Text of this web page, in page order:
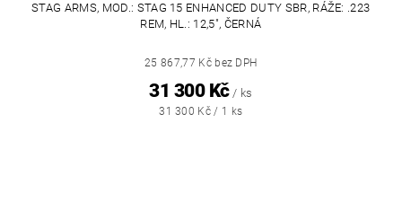
STAG ARMS, MOD.: STAG 15 ENHANCED DUTY SBR, RÁŽE: .223
REM, HL.: 12,5", ČERNÁ
25 867,77 Kč bez DPH
31 300 Kč / ks
31 300 Kč / 1 ks